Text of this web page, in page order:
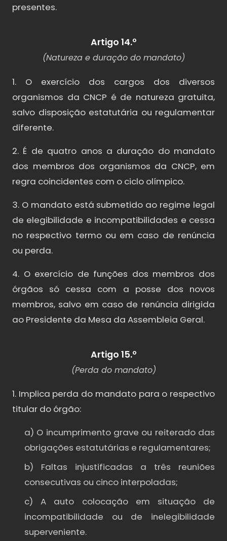
presentes.
Artigo 14.º
(Natureza e duração do mandato)
1. O exercício dos cargos dos diversos
organismos da CNCP é de natureza gratuita,
salvo disposição estatutária ou regulamentar
diferente.
2. É de quatro anos a duração do mandato
dos membros dos organismos da CNCP, em
regra coincidentes com o ciclo olímpico.
3. O mandato está submetido ao regime legal
de elegibilidade e incompatibilidades e cessa
no respectivo termo ou em caso de renúncia
ou perda.
4. O exercício de funções dos membros dos
órgãos só cessa com a posse dos novos
membros, salvo em caso de renúncia dirigida
ao Presidente da Mesa da Assembleia Geral.
Artigo 15.º
(Perda do mandato)
1. Implica perda do mandato para o respectivo
titular do órgão:
a) O incumprimento grave ou reiterado das
obrigações estatutárias e regulamentares;
b) Faltas injustificadas a três reuniões
consecutivas ou cinco interpoladas;
c) A auto colocação em situação de
incompatibilidade ou de inelegibilidade
superveniente.